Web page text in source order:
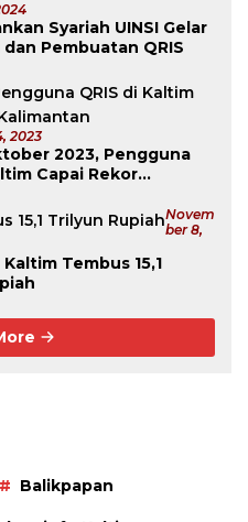
Syariah UINSI Gelar
dan Pembuatan QRIS
2023
2023, Pengguna
Capai Rekor
Novem
Ber 8,
Tembus 15,1
Balikpapan